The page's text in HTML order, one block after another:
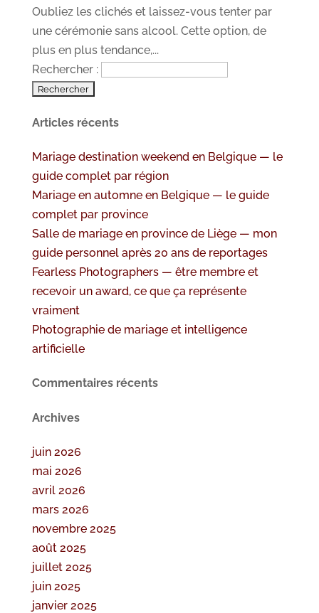
Oubliez les clichés et laissez-vous tenter par
une cérémonie sans alcool. Cette option, de
plus en plus tendance,...
Rechercher :
Articles récents
Mariage destination weekend en Belgique — le
guide complet par région
Mariage en automne en Belgique — le guide
complet par province
Salle de mariage en province de Liège — mon
guide personnel après 20 ans de reportages
Fearless Photographers — être membre et
recevoir un award, ce que ça représente
vraiment
Photographie de mariage et intelligence
artificielle
Commentaires récents
Archives
juin 2026
mai 2026
avril 2026
mars 2026
novembre 2025
août 2025
juillet 2025
juin 2025
janvier 2025